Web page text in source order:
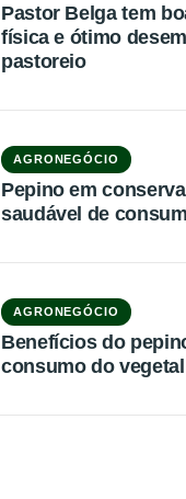
Pastor Belga tem
física e ótimo
pastoreio
AGRONEGÓCIO
Pepino em
saudável de
AGRONEGÓCIO
Benefícios do
consumo do